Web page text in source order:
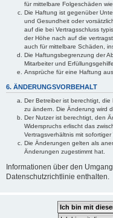
für mittelbare Folgeschäden
Die Haftung ist gegenüber
und Gesundheit oder
auf die bei Vertragsschluss
der Höhe nach auf die
auch für mittelbare Schäden,
Die Haftungsbegrenzung der
Mitarbeiter und
Ansprüche für eine Haftung
6. ÄNDERUNGSVORBEHALT
Der Betreiber ist berechtigt,
zu ändern. Die Änderung wird
Der Nutzer ist berechtigt, den
Widerspruchs erlischt das
Vertragsverhältnis mit sofortiger
Die Änderungen gelten als
Änderungen zugestimmt hat.
Informationen über den
Datenschutzrichtlinie enthalten.